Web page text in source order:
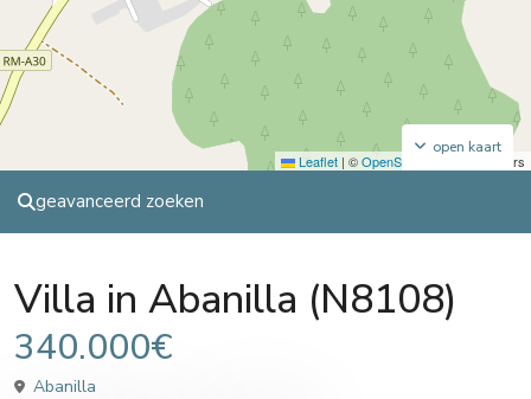
Leaflet | ©OpenStreetMap contributors
open kaart
geavanceerd zoeken
Villa in Abanilla (N8108)
340.000€
Abanilla